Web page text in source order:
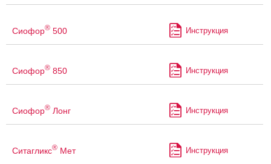
Сиофор® 500 Инструкция
Сиофор® 850 Инструкция
Сиофор® Лонг Инструкция
Ситагликс® Мет Инструкция